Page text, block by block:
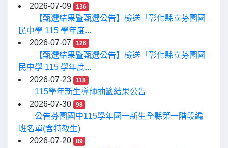
2026-07-09
136
【甄選結果暨甄選公告】檢送「彰化縣立芬園國
民中學 115 學年度...
2026-07-07
126
【甄選結果暨甄選公告】檢送「彰化縣立芬園國
民中學 115 學年度...
2026-07-23
118
115學年新生導師抽籤結果公告
2026-07-30
98
公告芬園國中115學年國一新生全縣第一階段編
班名單(含特教生)
2026-07-20
89